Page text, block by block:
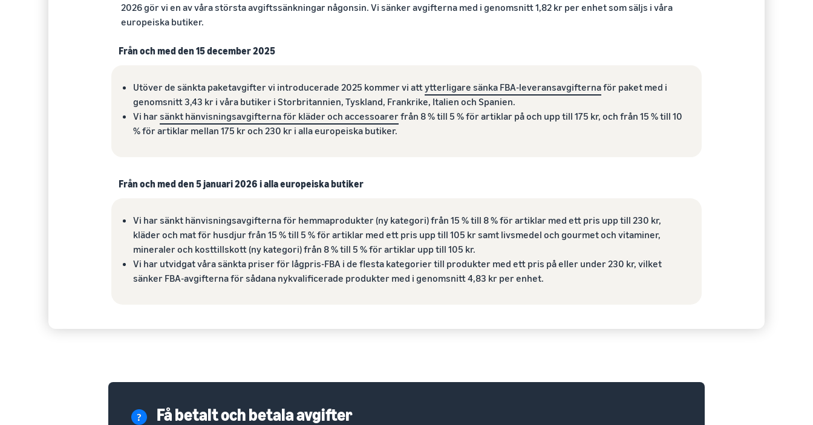
2026 gör vi en av våra största avgiftssänkningar någonsin. Vi sänker avgifterna med i genomsnitt 1,82 kr per enhet som säljs i våra
europeiska butiker.
Från och med den 15 december 2025
Utöver de sänkta paketavgifter vi introducerade 2025 kommer vi attytterligare sänka FBA-leveransavgifternaför paket med i
genomsnitt 3,43 kr i våra butiker i Storbritannien, Tyskland, Frankrike, Italien och Spanien.
Vi har sänkt hänvisningsavgifterna för kläder och accessoarer från 8 % till 5 % för artiklar på och upp till 175 kr, och från 15 % till 10
% för artiklar mellan 175 kr och 230 kr i alla europeiska butiker.
Från och med den 5 januari 2026 i alla europeiska butiker
Vi har sänkt hänvisningsavgifterna för hemmaprodukter (ny kategori) från 15 % till 8 % för artiklar med ett pris upp till 230 kr,
kläder och mat för husdjur från 15 % till 5 % för artiklar med ett pris upp till 105 kr samt livsmedel och gourmet och vitaminer,
mineraler och kosttillskott (ny kategori) från 8 % till 5 % för artiklar upp till 105 kr.
Vi har utvidgat våra sänkta priser för lågpris-FBA i de flesta kategorier till produkter med ett pris på eller under 230 kr, vilket
sänker FBA-avgifterna för sådana nykvalificerade produkter med i genomsnitt 4,83 kr per enhet.
Få betalt och betala avgifter